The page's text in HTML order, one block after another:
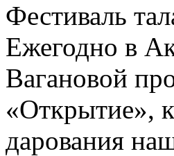
Фестиваль
Ежегодно в
Вагановой
«Открытие»,
дарования